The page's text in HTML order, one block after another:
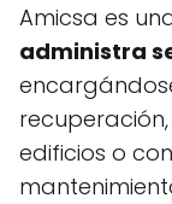
Amicsa es
administra
edificios o